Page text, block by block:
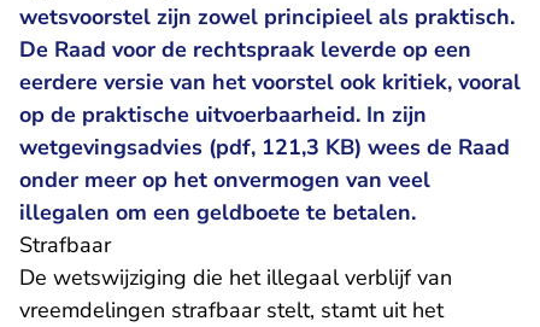
wetsvoorstel zijn zowel principieel als praktisch.
De Raad voor de rechtspraak leverde op een
eerdere versie van het voorstel ook kritiek, vooral
op de praktische uitvoerbaarheid. In zijn
wetgevingsadvies (pdf, 121,3 KB) wees de Raad
onder meer op het onvermogen van veel
illegalen om een geldboete te betalen.
​Strafbaar
De wetswijziging die het illegaal verblijf van
vreemdelingen strafbaar stelt, stamt uit het